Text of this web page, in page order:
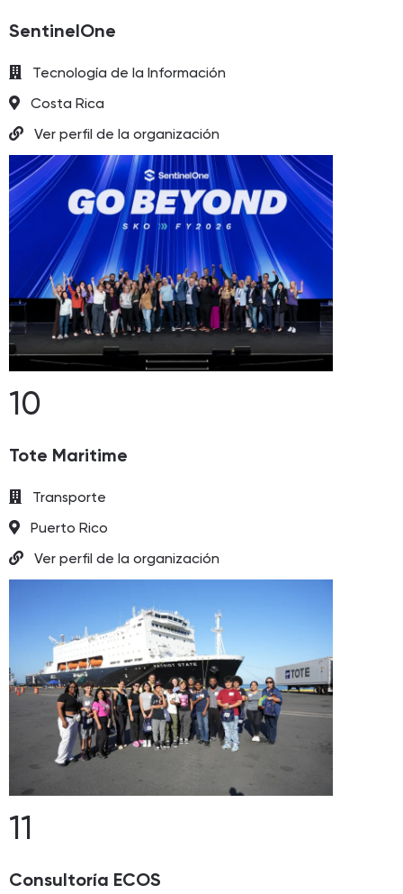
SentinelOne
Tecnología de la Información
Costa Rica
Ver perfil de la organización
10
Tote Maritime
Transporte
Puerto Rico
Ver perfil de la organización
11
Consultoría ECOS